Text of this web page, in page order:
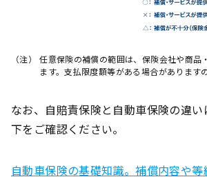
（注）
任意保険の補償の範囲は、保険会社や商品
ます。支払限度額等がある場合があります
なお、自賠責保険と自動車保険の違
下をご確認ください。
自動車保険の基礎知識。補償内容や